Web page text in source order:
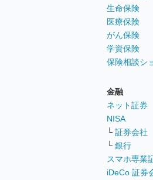
生命保険
医療保険
がん保険
学資保険
保険相談シ
金融
ネット証券
NISA
└ 証券会社
└ 銀行
スマホ専業
iDeCo 証券